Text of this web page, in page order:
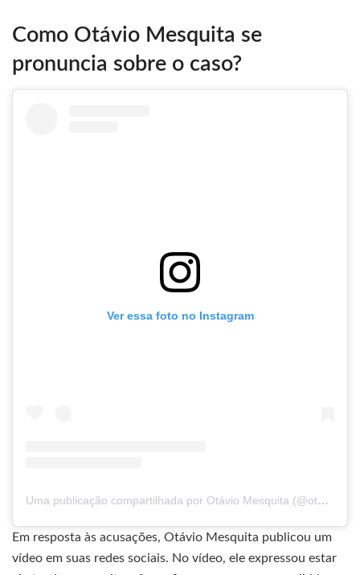
Como Otávio Mesquita se
pronuncia sobre o caso?
Ver essa foto no Instagram
Uma publicação compartilhada por Otávio Mesquita (@otaviomesquita)
Em resposta às acusações, Otávio Mesquita publicou um
vídeo em suas redes sociais. No vídeo, ele expressou estar